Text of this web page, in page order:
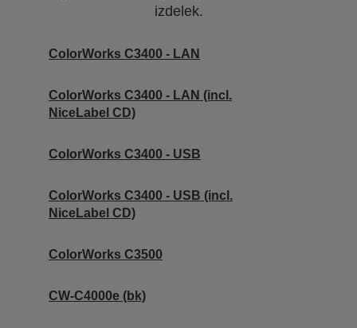
izdelek.
ColorWorks C3400 - LAN
ColorWorks C3400 - LAN (incl.
NiceLabel CD)
ColorWorks C3400 - USB
ColorWorks C3400 - USB (incl.
NiceLabel CD)
ColorWorks C3500
CW-C4000e (bk)